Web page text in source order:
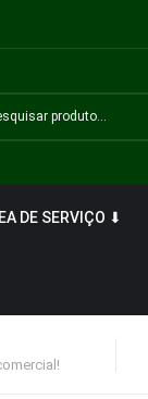
DE SERVIÇO ⬇